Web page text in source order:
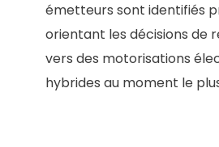
émetteurs sont identifiés
orientant les décisions de
vers des motorisations
hybrides au moment le